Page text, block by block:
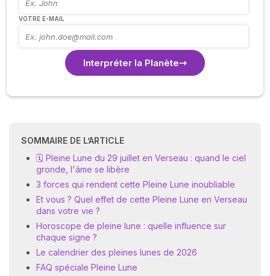
VOTRE E-MAIL
Interpréter la Planète
SOMMAIRE DE L’ARTICLE
🗓️ Pleine Lune du 29 juillet en Verseau : quand le ciel
gronde, l'âme se libère
3 forces qui rendent cette Pleine Lune inoubliable
Et vous ? Quel effet de cette Pleine Lune en Verseau
dans votre vie ?
Horoscope de pleine lune : quelle influence sur
chaque signe ?
Le calendrier des pleines lunes de 2026
FAQ spéciale Pleine Lune